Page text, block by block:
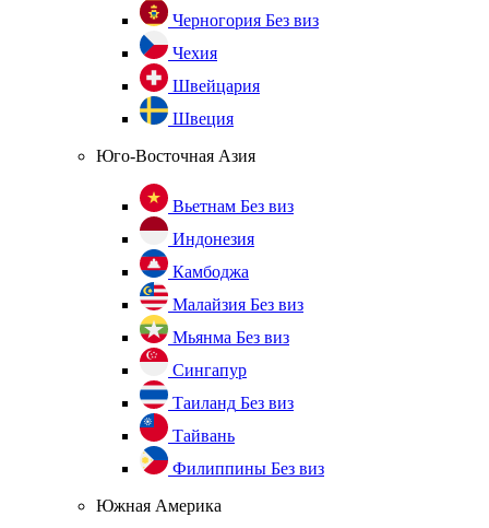
Черногория Без виз
Чехия
Швейцария
Швеция
Юго-Восточная Азия
Вьетнам Без виз
Индонезия
Камбоджа
Малайзия Без виз
Мьянма Без виз
Сингапур
Таиланд Без виз
Тайвань
Филиппины Без виз
Южная Америка